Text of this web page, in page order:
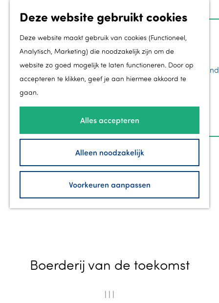
Deze website gebruikt cookies
Deze website maakt gebruik van cookies (Functioneel,
Analytisch, Marketing) die noodzakelijk zijn om de
website zo goed mogelijk te laten functioneren. Door op
accepteren te klikken, geef je aan hiermee akkoord te
gaan.
Alles accepteren
Alleen noodzakelijk
Voorkeuren aanpassen
Z
e
k
e
M
e
n
u
Groei
Toekomstmakers
Ondernemen in Flevoland
Regionale kracht in Flevoland
Werk & Leer in Flevoland
Bezoek
40 jaar Flevoland
Branding InFlevoland
New Dutch
Contact
FLEVOLAND
Silicon Valley van de akkerbouw
Boerderij van de toekomst